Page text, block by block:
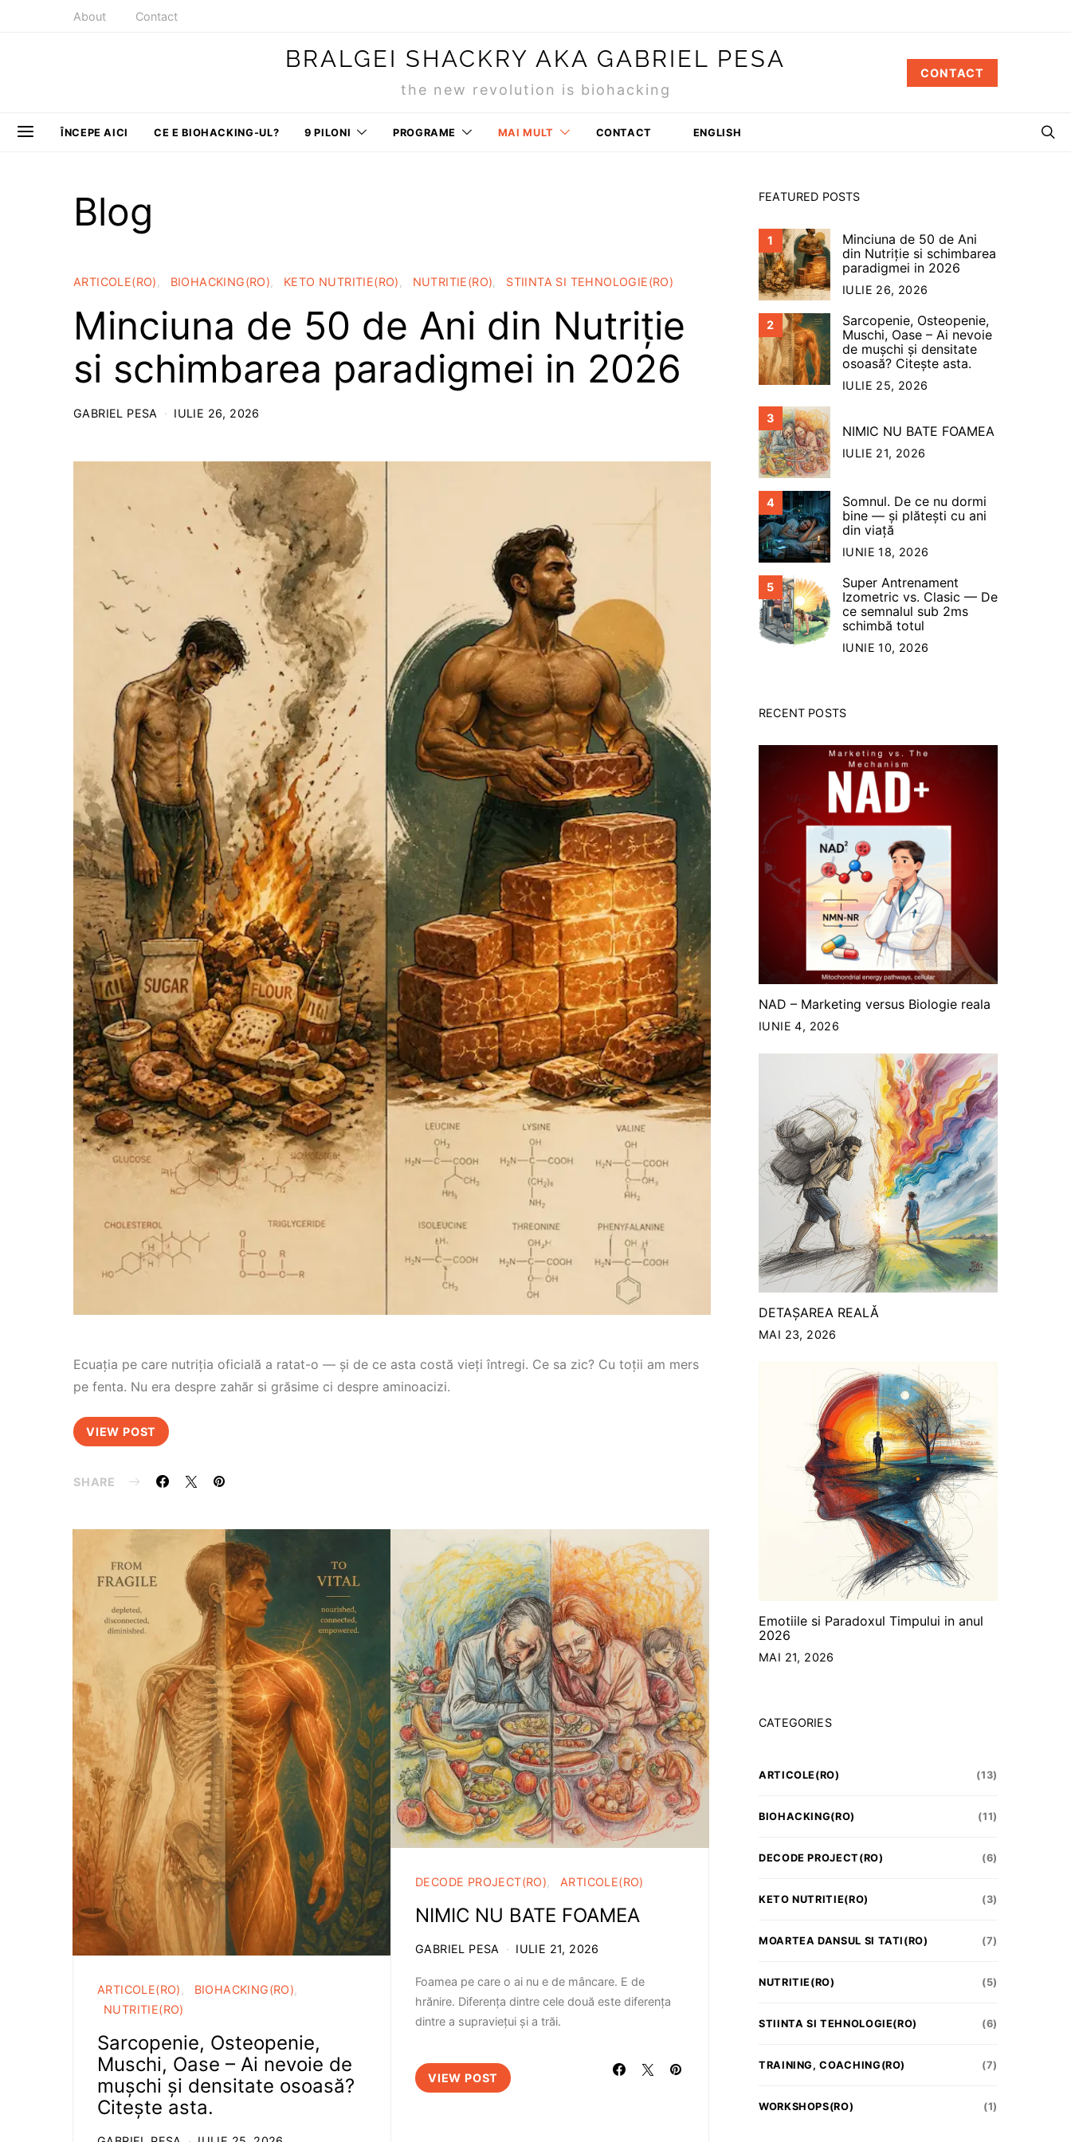
About Contact
BRALGEI SHACKRY AKA GABRIEL PESA
the new revolution is biohacking
CONTACT
ÎNCEPE AICI CE E BIOHACKING-UL? 9 PILONI PROGRAME MAI MULT CONTACT ENGLISH
Blog
ARTICOLE(RO) BIOHACKING(RO) KETO NUTRITIE(RO) NUTRITIE(RO) STIINTA SI TEHNOLOGIE(RO)
Minciuna de 50 de Ani din Nutriție
si schimbarea paradigmei in 2026
GABRIEL PESA IULIE 26, 2026
Ecuația pe care nutriția oficială a ratat-o — și de ce asta costă vieți întregi. Ce sa zic? Cu toții am mers
pe fenta. Nu era despre zahăr si grăsime ci despre aminoacizi.
VIEW POST
SHARE
ARTICOLE(RO)
BIOHACKING(RO)
NUTRITIE(RO)
Sarcopenie, Osteopenie,
Muschi, Oase – Ai nevoie de
mușchi și densitate osoasă?
Citește asta.
DECODE PROJECT(RO) ARTICOLE(RO)
NIMIC NU BATE FOAMEA
GABRIEL PESA IULIE 21, 2026
Foamea pe care o ai nu e de mâncare. E de
hrănire. Diferența dintre cele două este diferența
dintre a supraviețui și a trăi.
VIEW POST
FEATURED POSTS
1
Minciuna de 50 de Ani
din Nutriție si schimbarea
paradigmei in 2026
IULIE 26, 2026
2
Sarcopenie, Osteopenie,
Muschi, Oase – Ai nevoie
de mușchi și densitate
osoasă? Citește asta.
IULIE 25, 2026
3
NIMIC NU BATE FOAMEA
IULIE 21, 2026
4
Somnul. De ce nu dormi
bine — şi plăteşti cu ani
din viață
IUNIE 18, 2026
5
Super Antrenament
Izometric vs. Clasic — De
ce semnalul sub 2ms
schimbă totul
IUNIE 10, 2026
RECENT POSTS
NAD – Marketing versus Biologie reala
IUNIE 4, 2026
DETAȘAREA REALǍ
MAI 23, 2026
Emotiile si Paradoxul Timpului in anul
2026
MAI 21, 2026
CATEGORIES
ARTICOLE(RO) (13)
BIOHACKING(RO) (11)
DECODE PROJECT(RO) (6)
KETO NUTRITIE(RO) (3)
MOARTEA DANSUL SI TATI(RO) (7)
NUTRITIE(RO) (5)
STIINTA SI TEHNOLOGIE(RO) (6)
TRAINING, COACHING(RO) (7)
WORKSHOPS(RO) (1)